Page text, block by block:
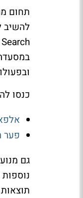
כנסו
אלפאבית מגייסת
פער
גם